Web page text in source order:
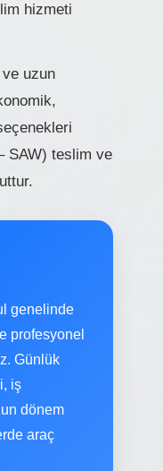
hizmeti
uzun
SAW) teslim ve
genelinde
profesyonel
Günlük
iş
dönem
araç